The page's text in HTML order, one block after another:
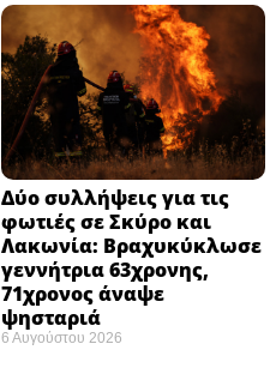
Δύο συλλήψεις για τις
φωτιές σε Σκύρο και
Λακωνία: Βραχυκύκλωσε
γεννήτρια 63χρονης,
71χρονος άναψε
ψησταριά
6 Αυγούστου 2026